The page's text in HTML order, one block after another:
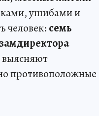
ушибами и
человек: семь
выясняют
противоположные